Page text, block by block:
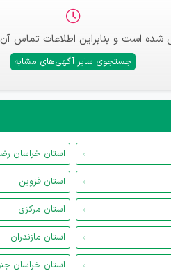
است و بنابراین اطلاعات تماس
جستجوی سایر آگهی‌های مشابه
استان خراسان
استان قزوین
استان مرکزی
استان مازندران
استان خراسان